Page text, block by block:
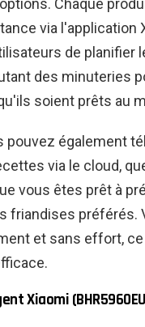
Chaque
via l'application
de planifier
des minuteries
soient prêts au
pouvez également
via le cloud,
vous êtes prêt à
friandises préférés.
et sans effort,
Xiaomi